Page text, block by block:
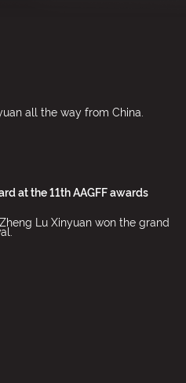
all the way from China.
at the 11th AAGFF awards
Lu Xinyuan won the grand